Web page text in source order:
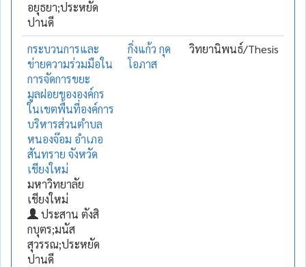
อยุธยา;ประหยัด
ปานดี
กระบวนการและ
ข่ายความร่วมมือใน
การจัดการขยะ
มูลฝอยขององค์กร
ในเขตพื้นที่องค์การ
บริหารส่วนตำบล
หนองจ๊อม อำเภอ
สันทราย จังหวัด
เชียงใหม่
มหาวิทยาลัย
เชียงใหม่
ประสาน ตังสิ
กบุตร;มนัส
สุวรรณ;ประหยัด
ปานดี
กิ่งแก้ว กุด
โอภาส
วิทยานิพนธ์/Thesis